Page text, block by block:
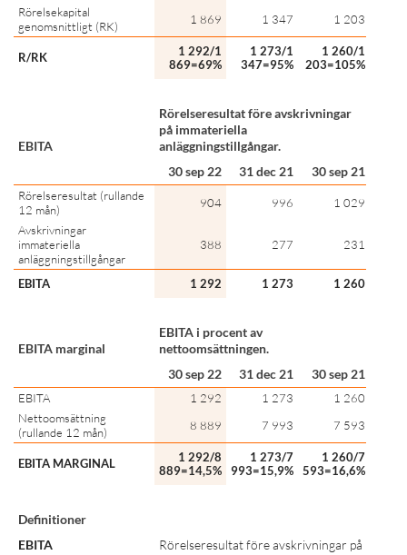
Rörelsekapital
genomsnittligt (RK)
1 869 1 347 1 203
R/RK
1 292/1
869=69%
1 273/1
347=95%
1 260/1
203=105%
EBITA
Rörelseresultat före avskrivningar
på immateriella
anläggningstillgångar.
30 sep 22
31 dec 21 30 sep 21
Rörelseresultat (rullande
12 mån)
904 996
1 029
Avskrivningar
immateriella
anläggningstillgångar
388 277 231
EBITA 1 292 1 273 1 260
EBITA marginal
EBITA i procent av
nettoomsättningen.
30 sep 22
31 dec 21 30 sep 21
EBITA 1 292 1 273
1 260
Nettoomsättning
(rullande 12 mån)
8 889 7 993 7 593
EBITA MARGINAL
1 292/8
889=14,5%
1 273/7
993=15,9%
1 260/7
593=16,6%
Definitioner
EBITA
Rörelseresultat före avskrivningar på